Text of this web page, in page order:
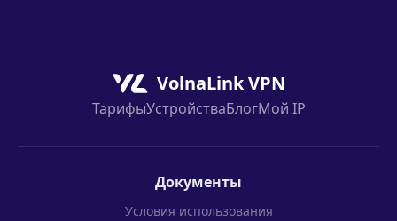
VolnaLink VPN
ТарифыУстройстваБлогМой IP
Документы
Условия использования